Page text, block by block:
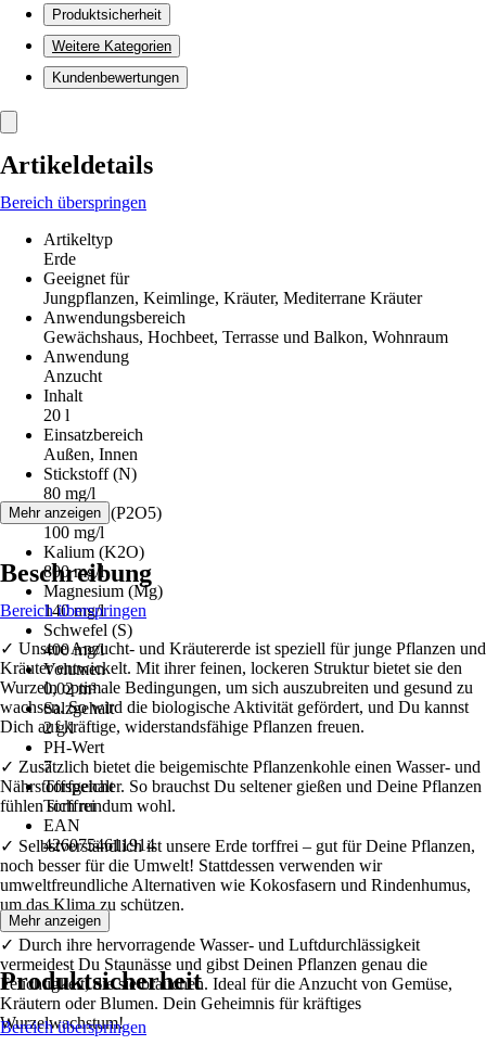
Produktsicherheit
Weitere Kategorien
Kundenbewertungen
Artikeldetails
Bereich überspringen
Artikeltyp
Erde
Geeignet für
Jungpflanzen, Keimlinge, Kräuter, Mediterrane Kräuter
Anwendungsbereich
Gewächshaus, Hochbeet, Terrasse und Balkon, Wohnraum
Anwendung
Anzucht
Inhalt
20 l
Einsatzbereich
Außen, Innen
Stickstoff (N)
80 mg/l
Phosphat (P2O5)
100 mg/l
Kalium (K2O)
800 mg/l
Magnesium (Mg)
140 mg/l
Schwefel (S)
400 mg/l
Volumen
0,02 m³
Salzgehalt
2 g/l
PH-Wert
7
Torfgehalt
Torffrei
EAN
4260754611914
Mehr anzeigen
Beschreibung
Bereich überspringen
✓ Unsere Anzucht- und Kräutererde ist speziell für junge Pflanzen und
Kräuter entwickelt. Mit ihrer feinen, lockeren Struktur bietet sie den
Wurzeln optimale Bedingungen, um sich auszubreiten und gesund zu
wachsen. So wird die biologische Aktivität gefördert, und Du kannst
Dich auf kräftige, widerstandsfähige Pflanzen freuen.
✓ Zusätzlich bietet die beigemischte Pflanzenkohle einen Wasser- und
Nährstoffspeicher. So brauchst Du seltener gießen und Deine Pflanzen
fühlen sich rundum wohl.
✓ Selbstverständlich ist unsere Erde torffrei – gut für Deine Pflanzen,
noch besser für die Umwelt! Stattdessen verwenden wir
umweltfreundliche Alternativen wie Kokosfasern und Rindenhumus,
um das Klima zu schützen.
✓ Durch ihre hervorragende Wasser- und Luftdurchlässigkeit
vermeidest Du Staunässe und gibst Deinen Pflanzen genau die
Feuchtigkeit, die sie brauchen. Ideal für die Anzucht von Gemüse,
Kräutern oder Blumen. Dein Geheimnis für kräftiges
Wurzelwachstum!
Mehr anzeigen
Produktsicherheit
Bereich überspringen